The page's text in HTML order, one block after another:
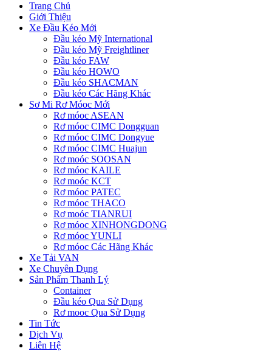
Trang Chủ
Giới Thiệu
Xe Đầu Kéo Mới
Đầu kéo Mỹ International
Đầu kéo Mỹ Freightliner
Đầu kéo FAW
Đầu kéo HOWO
Đầu kéo SHACMAN
Đầu kéo Các Hãng Khác
Sơ Mi Rơ Móoc Mới
Rơ móoc ASEAN
Rơ móoc CIMC Dongguan
Rơ móoc CIMC Dongyue
Rơ móoc CIMC Huajun
Rơ moóc SOOSAN
Rơ móoc KAILE
Rơ moóc KCT
Rơ móoc PATEC
Rơ móoc THACO
Rơ moóc TIANRUI
Rơ móoc XINHONGDONG
Rơ móoc YUNLI
Rơ móoc Các Hãng Khác
Xe Tải VAN
Xe Chuyên Dụng
Sản Phẩm Thanh Lý
Container
Đầu kéo Qua Sử Dụng
Rơ mooc Qua Sử Dụng
Tin Tức
Dịch Vụ
Liên Hệ